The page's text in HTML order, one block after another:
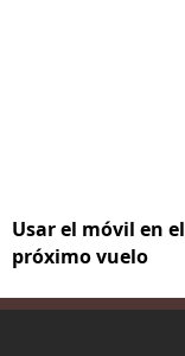
Usar el móvil en
próximo vuelo